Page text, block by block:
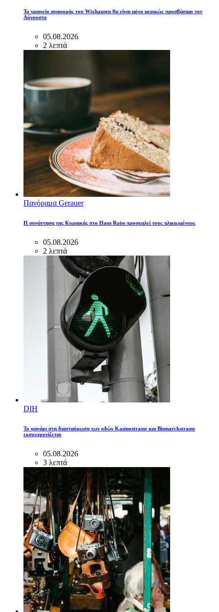
Το γραφείο αναφοράς του Wixhausen θα είναι μόνο μερικώς προσβάσιμο τον
Αύγουστο
05.08.2026
2 λεπτά
Πανόραμα Gerauer
Η συνάντηση της Κυριακής στο Haus Raiss προσκαλεί τους ηλικιωμένους
05.08.2026
2 λεπτά
DIH
Το φανάρι στη διασταύρωση των οδών Kasinostrasse και Bismarckstrasse
εκσυγχρονίζεται
05.08.2026
3 λεπτά